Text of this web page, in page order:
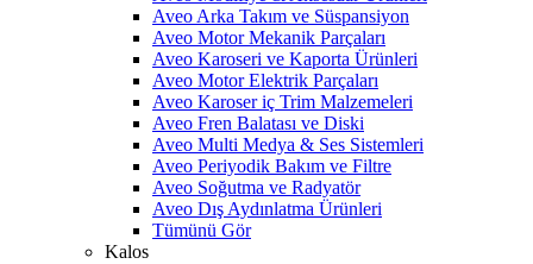
Aveo Arka Takım ve Süspansiyon
Aveo Motor Mekanik Parçaları
Aveo Karoseri ve Kaporta Ürünleri
Aveo Motor Elektrik Parçaları
Aveo Karoser iç Trim Malzemeleri
Aveo Fren Balatası ve Diski
Aveo Multi Medya & Ses Sistemleri
Aveo Periyodik Bakım ve Filtre
Aveo Soğutma ve Radyatör
Aveo Dış Aydınlatma Ürünleri
Tümünü Gör
Kalos